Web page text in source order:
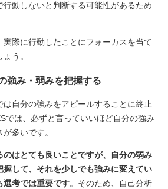
行動しないと判断する可能性があるため
際に行動したことにフォーカスを当て
う。
強み・弱みを把握する
は自分の強みをアピールすることに終止
では、必ずと言っていいほど自分の強み
多いです。
はとても良いことですが、自分の弱み
握して、それを少しでも強みに変えてい
選考では重要です。そのため、自己分析